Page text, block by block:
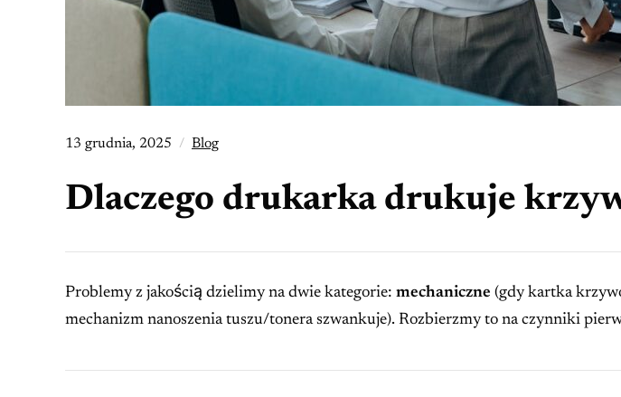
13 grudnia, 2025 Blog
Dlaczego drukarka drukuje
Problemy z jakością dzielimy na dwie kategorie: mechaniczne (gdy kartka
mechanizm nanoszenia tuszu/tonera szwankuje). Rozbierzmy to na czynniki